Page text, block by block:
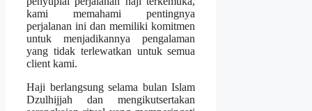
kami memahami pentingnya
perjalanan ini dan memiliki komitmen
untuk menjadikannya pengalaman
yang tidak terlewatkan untuk semua
client kami.
Haji berlangsung selama bulan Islam
Dzulhijjah dan mengikutsertakan